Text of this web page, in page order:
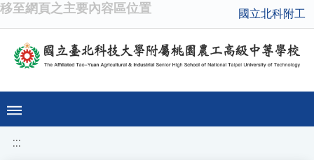
移至網頁之主要內容區位置 國立北科附工
:::